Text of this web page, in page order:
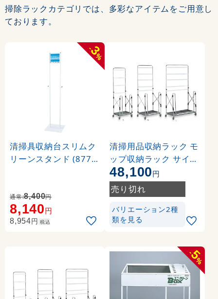
掃除ラックカテゴリでは、多彩なアイテムをご用意し
ております。
-
3
%
清掃具収納台スリムク
リーンスタンド (877-3
通常:8,400円
8,140円
8,954円 税込
清掃用品収納ラック モ
ップ収納ラック サイズ
:M (CE-494-020-0)
48,100円
売り切れ
バリエーション2種
類を見る
-
5
%